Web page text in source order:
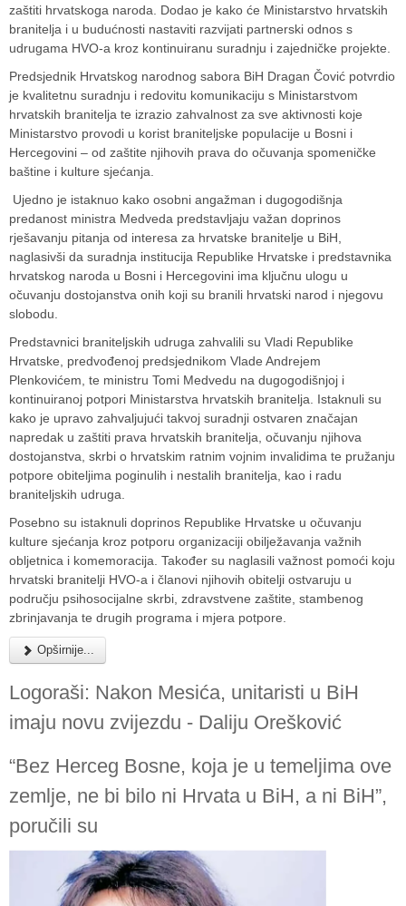
zaštiti hrvatskoga naroda. Dodao je kako će Ministarstvo hrvatskih
branitelja i u budućnosti nastaviti razvijati partnerski odnos s
udrugama HVO-a kroz kontinuiranu suradnju i zajedničke projekte.
Predsjednik Hrvatskog narodnog sabora BiH Dragan Čović potvrdio
je kvalitetnu suradnju i redovitu komunikaciju s Ministarstvom
hrvatskih branitelja te izrazio zahvalnost za sve aktivnosti koje
Ministarstvo provodi u korist braniteljske populacije u Bosni i
Hercegovini – od zaštite njihovih prava do očuvanja spomeničke
baštine i kulture sjećanja.
Ujedno je istaknuo kako osobni angažman i dugogodišnja
predanost ministra Medveda predstavljaju važan doprinos
rješavanju pitanja od interesa za hrvatske branitelje u BiH,
naglasivši da suradnja institucija Republike Hrvatske i predstavnika
hrvatskog naroda u Bosni i Hercegovini ima ključnu ulogu u
očuvanju dostojanstva onih koji su branili hrvatski narod i njegovu
slobodu.
Predstavnici braniteljskih udruga zahvalili su Vladi Republike
Hrvatske, predvođenoj predsjednikom Vlade Andrejem
Plenkovićem, te ministru Tomi Medvedu na dugogodišnjoj i
kontinuiranoj potpori Ministarstva hrvatskih branitelja. Istaknuli su
kako je upravo zahvaljujući takvoj suradnji ostvaren značajan
napredak u zaštiti prava hrvatskih branitelja, očuvanju njihova
dostojanstva, skrbi o hrvatskim ratnim vojnim invalidima te pružanju
potpore obiteljima poginulih i nestalih branitelja, kao i radu
braniteljskih udruga.
Posebno su istaknuli doprinos Republike Hrvatske u očuvanju
kulture sjećanja kroz potporu organizaciji obilježavanja važnih
obljetnica i komemoracija. Također su naglasili važnost pomoći koju
hrvatski branitelji HVO-a i članovi njihovih obitelji ostvaruju u
području psihosocijalne skrbi, zdravstvene zaštite, stambenog
zbrinjavanja te drugih programa i mjera potpore.
Opširnije...
Logo­raši: Nakon Mesića, uni­ta­risti u BiH
imaju novu zvi­jezdu - Daliju Ore­ško­vić
“Bez Her­ceg Bosne, koja je u teme­ljima ove
zem­lje, ne bi bilo ni Hrvata u BiH, a ni BiH”,
poru­čili su